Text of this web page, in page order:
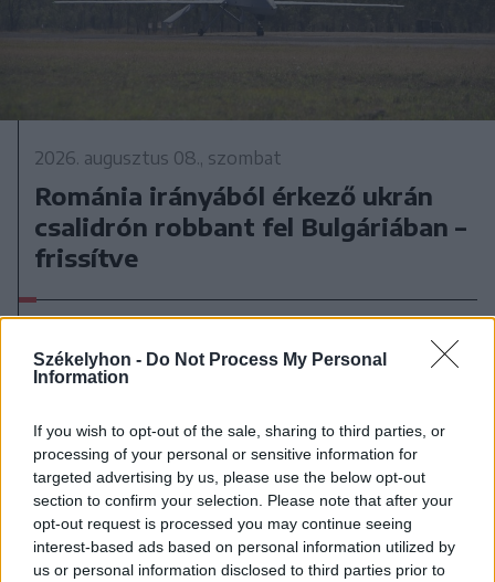
Székelyhon - Do Not Process My Personal
Information
If you wish to opt-out of the sale, sharing to third parties, or
processing of your personal or sensitive information for
targeted advertising by us, please use the below opt-out
section to confirm your selection. Please note that after your
opt-out request is processed you may continue seeing
interest-based ads based on personal information utilized by
us or personal information disclosed to third parties prior to
2026. augusztus 08., szombat
Románia irányából érkező ukrán
csalidrón robbant fel Bulgáriában –
frissítve